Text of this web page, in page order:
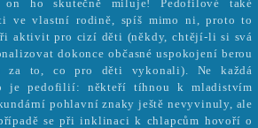
ho skutečně miluje! Pedofilové také
ve vlastní rodině, spíš mimo ni, proto to
aktivit pro cizí děti (někdy, chtějí-li si svá
dokonce občasné uspokojení berou
za to, co pro děti vykonali). Ne každá
je pedofilií: někteří tíhnou k mladistvím
pohlavní znaky ještě nevyvinuly, ale
se při inklinaci k chlapcům hovoří o